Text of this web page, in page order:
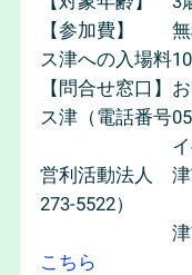
【参加費】 無
ス津への入場料
【問合せ窓口
ス津（電話番号
イベント
営利活動法人 津
273-5522）
津市スポー
こちら